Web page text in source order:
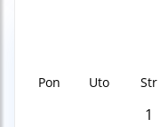
Pon Uto Str
1